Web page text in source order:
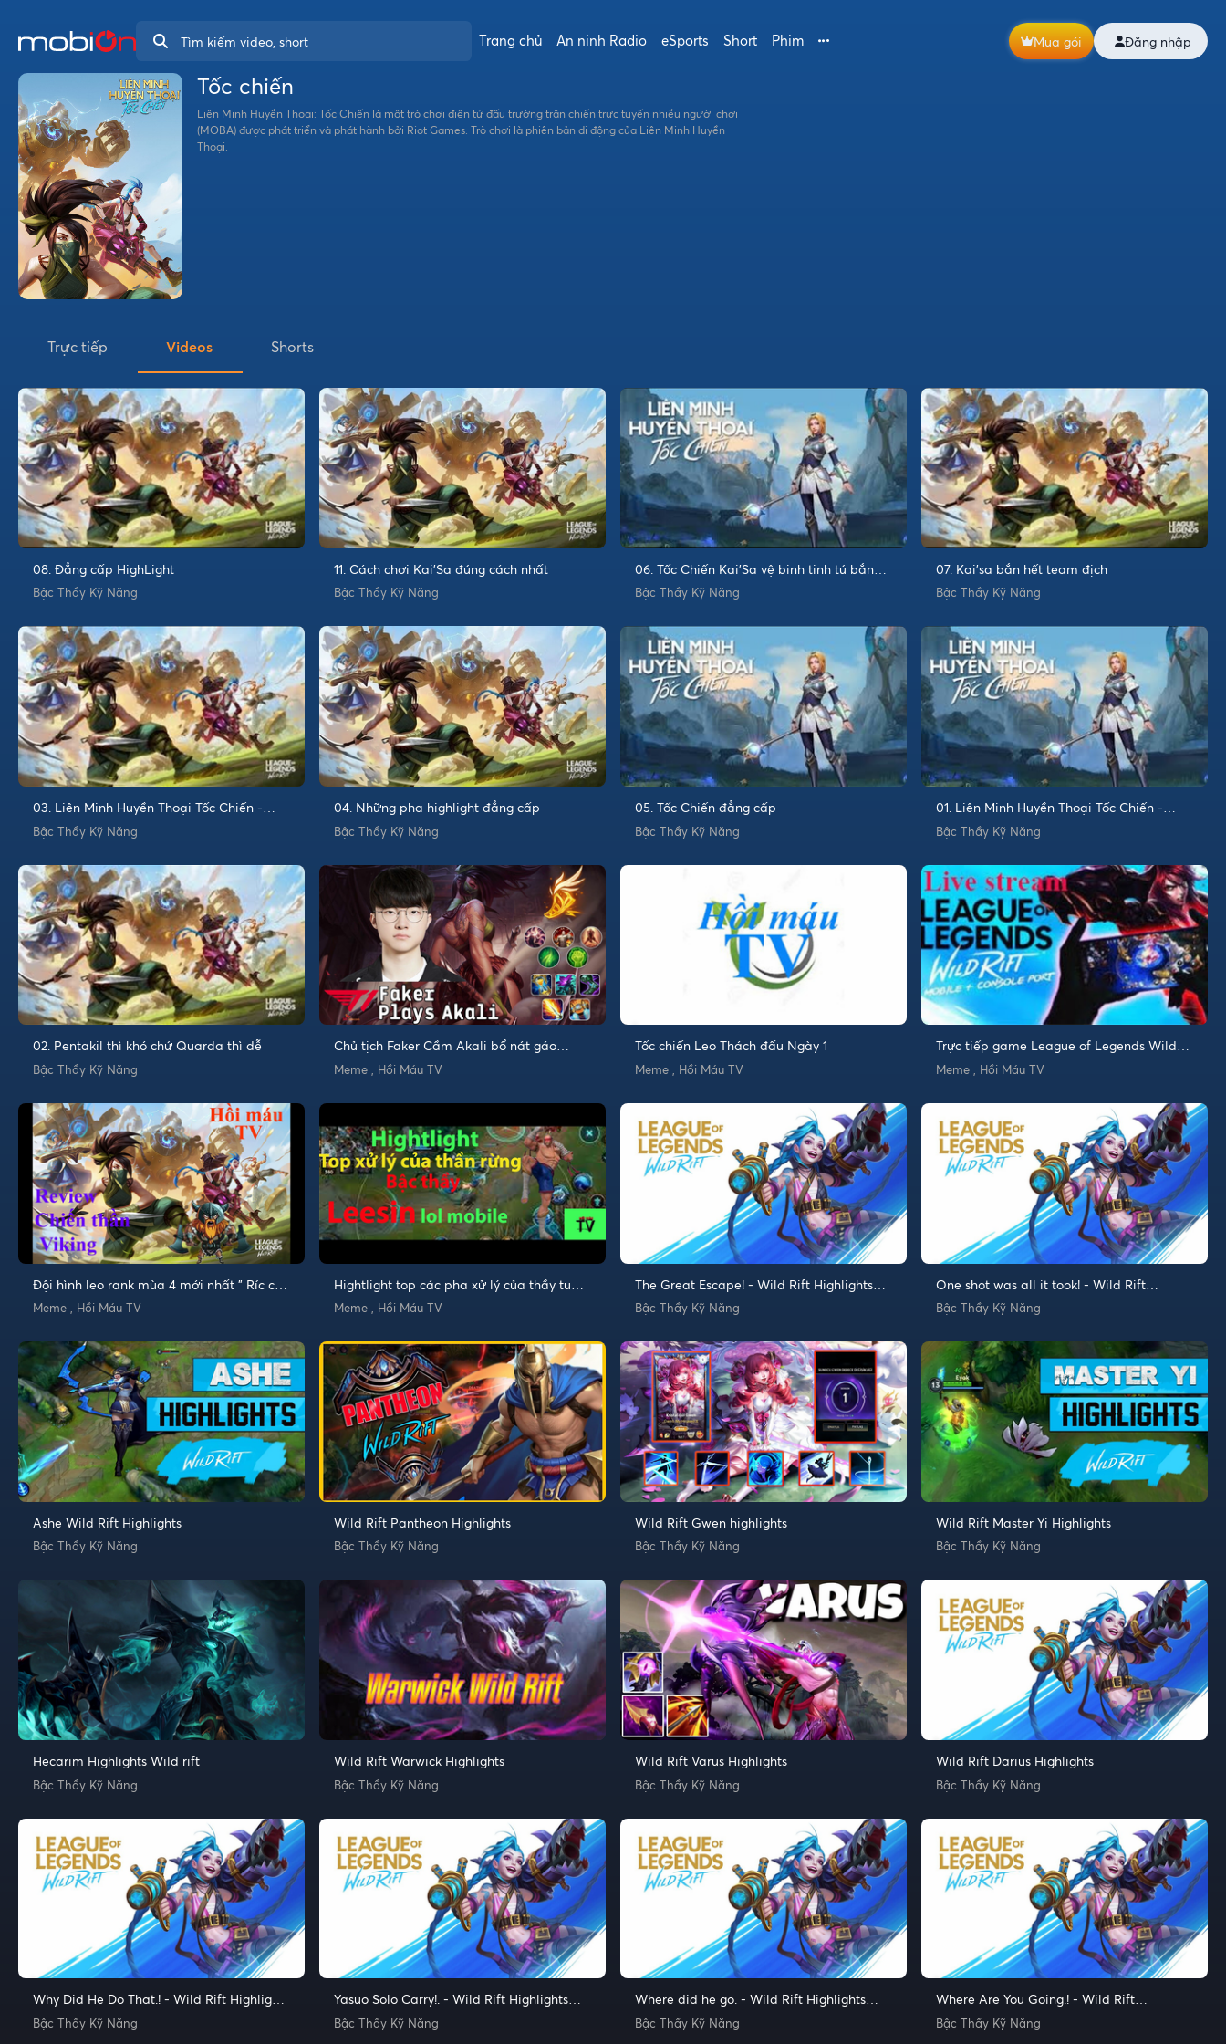
Trang chủ An ninh Radio eSports Short Phim Mua gói Đăng nhập
Tốc chiến
Liên Minh Huyền Thoại: Tốc Chiến là một trò chơi điện tử đấu trường trận chiến trực tuyến nhiều người chơi
(MOBA) được phát triển và phát hành bởi Riot Games. Trò chơi là phiên bản di động của Liên Minh Huyền
Thoại.
Trực tiếp Videos Shorts
08. Đẳng cấp HighLight
Bậc Thầy Kỹ Năng
11. Cách chơi Kai'Sa đúng cách nhất
Bậc Thầy Kỹ Năng
06. Tốc Chiến Kai'Sa vệ binh tinh tú bắn
quá phê
Bậc Thầy Kỹ Năng
07. Kai'sa bắn hết team địch
Bậc Thầy Kỹ Năng
03. Liên Minh Huyền Thoại Tốc Chiến -
Wild Rift
Bậc Thầy Kỹ Năng
04. Những pha highlight đẳng cấp
Bậc Thầy Kỹ Năng
05. Tốc Chiến đẳng cấp
Bậc Thầy Kỹ Năng
01. Liên Minh Huyền Thoại Tốc Chiến -
Wild Rift Highlight
Bậc Thầy Kỹ Năng
02. Pentakil thì khó chứ Quarda thì dễ
Bậc Thầy Kỹ Năng
Chủ tịch Faker Cầm Akali bổ nát gáo
team bạn
Meme , Hồi Máu TV
Tốc chiến Leo Thách đấu Ngày 1
Meme , Hồi Máu TV
Trực tiếp game League of Legends Wild
Rift
Meme , Hồi Máu TV
Đội hình leo rank mùa 4 mới nhất " Ríc chó
điên" cắn hết cả đội hình team bạn
Meme , Hồi Máu TV
Hightlight top các pha xử lý của thầy tu
mù leesin trong liên minh mobile
Meme , Hồi Máu TV
The Great Escape! - Wild Rift Highlights
and Funny Moments
Bậc Thầy Kỹ Năng
One shot was all it took! - Wild Rift
Highlights and Funny Moments
Bậc Thầy Kỹ Năng
Ashe Wild Rift Highlights
Bậc Thầy Kỹ Năng
Wild Rift Pantheon Highlights
Bậc Thầy Kỹ Năng
Wild Rift Gwen highlights
Bậc Thầy Kỹ Năng
Wild Rift Master Yi Highlights
Bậc Thầy Kỹ Năng
Hecarim Highlights Wild rift
Bậc Thầy Kỹ Năng
Wild Rift Warwick Highlights
Bậc Thầy Kỹ Năng
Wild Rift Varus Highlights
Bậc Thầy Kỹ Năng
Wild Rift Darius Highlights
Bậc Thầy Kỹ Năng
Why Did He Do That.! - Wild Rift Highlights
and Funny Moments
Bậc Thầy Kỹ Năng
Yasuo Solo Carry!. - Wild Rift Highlights
and Funny Moments
Bậc Thầy Kỹ Năng
Where did he go. - Wild Rift Highlights
and Funny Moments_2
Bậc Thầy Kỹ Năng
Where Are You Going.! - Wild Rift
Highlights and Funny Moments
Bậc Thầy Kỹ Năng